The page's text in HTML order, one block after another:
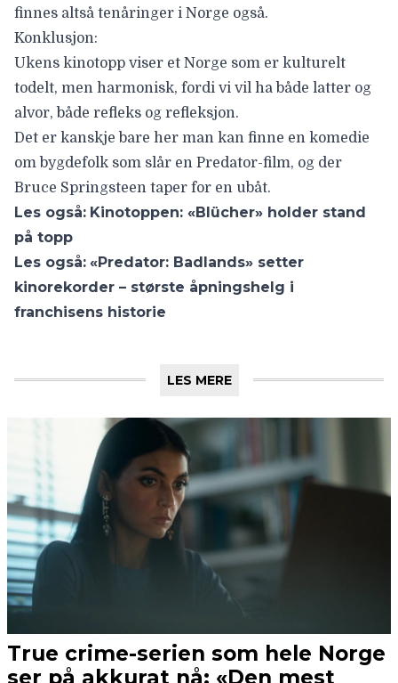
finnes altså tenåringer i Norge også.
Konklusjon:
Ukens kinotopp viser et Norge som er kulturelt
todelt, men harmonisk, fordi vi vil ha både latter og
alvor, både refleks og refleksjon.
Det er kanskje bare her man kan finne en komedie
om bygdefolk som slår en Predator-film, og der
Bruce Springsteen taper for en ubåt.
Les også: Kinotoppen: «Blücher» holder stand
på topp
Les også: «Predator: Badlands» setter
kinorekorder – største åpningshelg i
franchisens historie
LES MERE